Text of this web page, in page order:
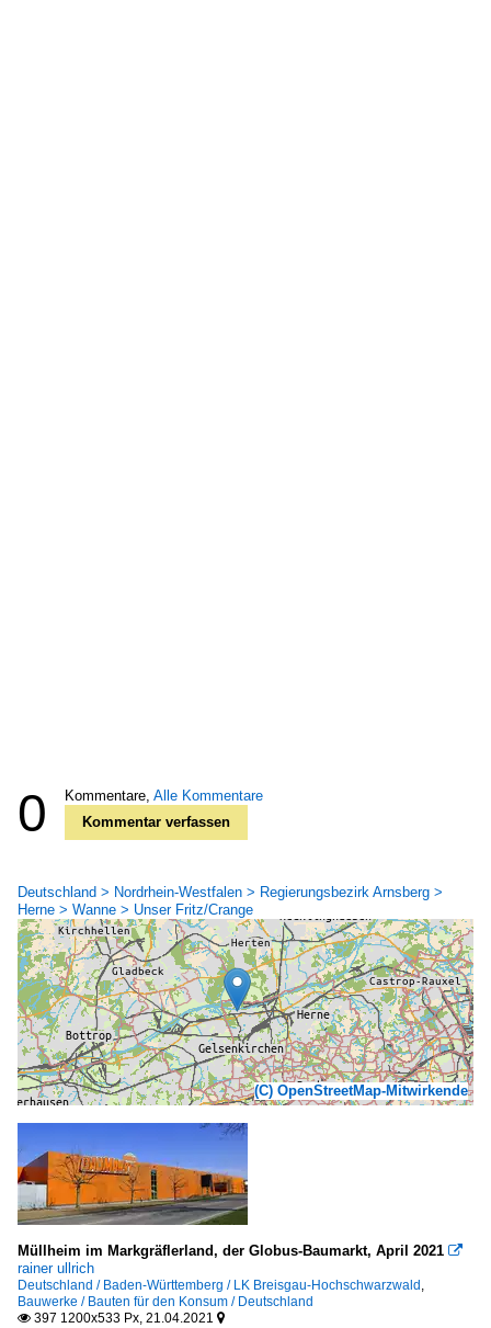
0 Kommentare, Alle Kommentare
Kommentar verfassen
Deutschland > Nordrhein-Westfalen > Regierungsbezirk Arnsberg >
Herne > Wanne > Unser Fritz/Crange
(C) OpenStreetMap-Mitwirkende
Müllheim im Markgräflerland, der Globus-Baumarkt, April 2021 
rainer ullrich
Deutschland / Baden-Württemberg / LK Breisgau-Hochschwarzwald ,
Bauwerke / Bauten für den Konsum / Deutschland
 397 1200x533 Px, 21.04.2021 